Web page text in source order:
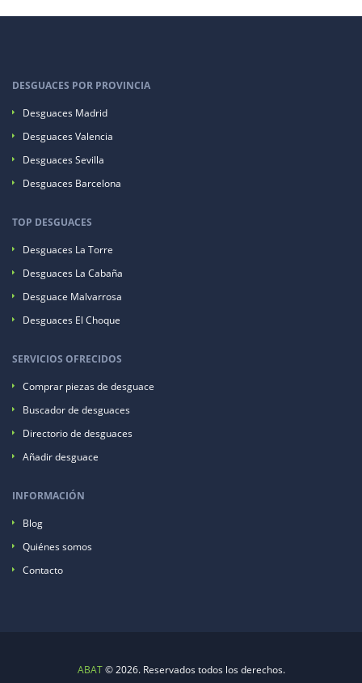
DESGUACES POR PROVINCIA
Desguaces Madrid
Desguaces Valencia
Desguaces Sevilla
Desguaces Barcelona
TOP DESGUACES
Desguaces La Torre
Desguaces La Cabaña
Desguace Malvarrosa
Desguaces El Choque
SERVICIOS OFRECIDOS
Comprar piezas de desguace
Buscador de desguaces
Directorio de desguaces
Añadir desguace
INFORMACIÓN
Blog
Quiénes somos
Contacto
ABAT© 2026. Reservados todos los derechos.